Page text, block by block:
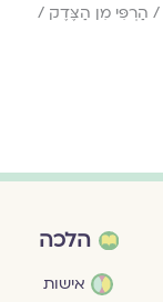
/ הַרְפִּי מִן הַצֶּדֶק /
הלכה
אישות